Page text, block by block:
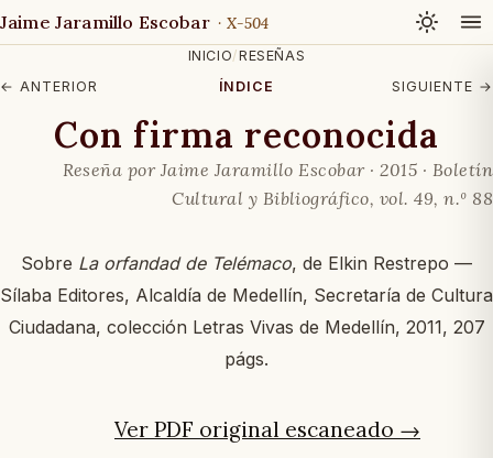
Jaime Jaramillo Escobar · X-504
INICIO/RESEÑAS
← ANTERIOR
ÍNDICE SIGUIENTE →
Con firma reconocida
Reseña por Jaime Jaramillo Escobar · 2015 · Boletín
Cultural y Bibliográfico, vol. 49, n.º 88
Sobre La orfandad de Telémaco, de Elkin Restrepo —
Sílaba Editores, Alcaldía de Medellín, Secretaría de Cultura
Ciudadana, colección Letras Vivas de Medellín, 2011, 207
págs.
Ver PDF original escaneado →